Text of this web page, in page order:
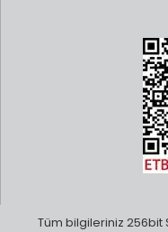
Tüm bilgileriniz 256bit